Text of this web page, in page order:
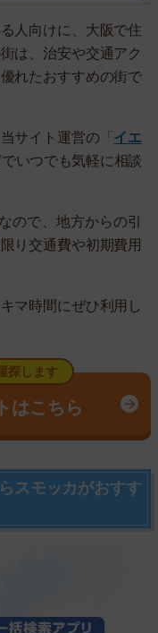
人向けに、大阪で住
は、治安や交通アク
れたおすすめの街で
サイト運営の「 イエ
いつでも気軽に相談
なので、地方からの引
り交通費や初期費用
マ時間にぜひ利用し
探します
はこちら
スモッカがおすす